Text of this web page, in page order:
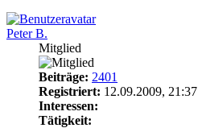
Peter B.
Mitglied
Beiträge: 2401
Registriert: 12.09.2009, 21:37
Interessen:
Tätigkeit: